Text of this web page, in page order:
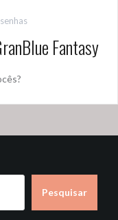
Fantasy
Pesquisar